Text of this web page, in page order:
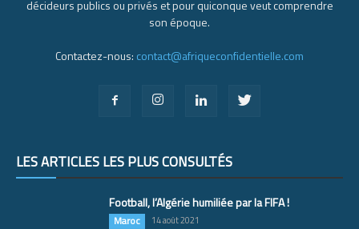
décideurs publics ou privés et pour quiconque veut comprendre
son époque.
Contactez-nous: contact@afriqueconfidentielle.com
LES ARTICLES LES PLUS CONSULTÉS
Football, l’Algérie humiliée par la FIFA !
Maroc 14 août 2021